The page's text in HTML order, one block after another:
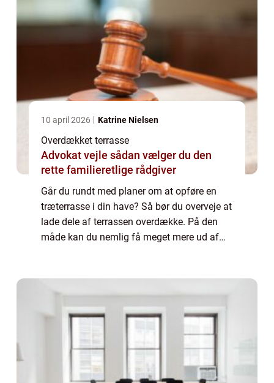
10 april 2026 Katrine Nielsen
Overdækket terrasse
Advokat vejle sådan vælger du den
rette familieretlige rådgiver
Går du rundt med planer om at opføre en
træterrasse i din have? Så bør du overveje at
lade dele af terrassen overdække. På den
måde kan du nemlig få meget mere ud af